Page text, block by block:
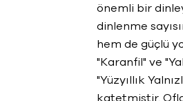
önemli bir
dinlenme
hem de güçlü
"Karanfil" ve
"Yüzyıllık